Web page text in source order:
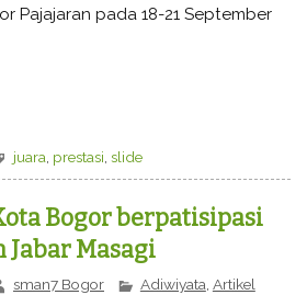
Pajajaran pada 18-21 September
juara, prestasi,slide
Bogor berpatisipasi
Masagi
sman7 Bogor Adiwiyata, Artikel